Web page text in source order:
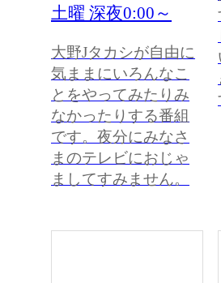
土曜 深夜0:00～
大野Jタカシが自由に
気ままにいろんなこ
とをやってみたりみ
なかったりする番組
です。夜分にみなさ
まのテレビにおじゃ
ましてすみません。